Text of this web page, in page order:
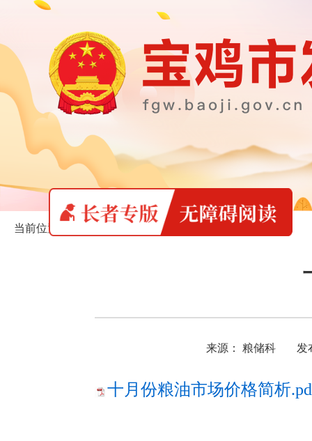
当前位置： 发改信息
来源： 粮储科 发
十月份粮油市场价格简析